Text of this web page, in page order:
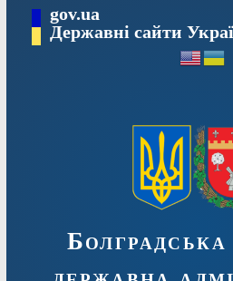
Перейтиgov.ua
Державні сайти